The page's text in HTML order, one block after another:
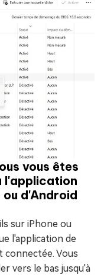
vous êtes
l'application
ou d'Android
sur iPhone ou
l'application de
connectée. Vous
vers le bas jusqu'à